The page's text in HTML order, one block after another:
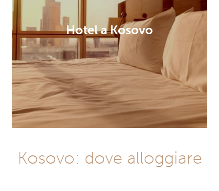
Hotel a Kosovo
Kosovo: dove alloggiare